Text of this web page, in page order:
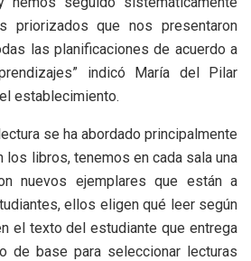
priorizados que nos presentaron
las planificaciones de acuerdo a
indicó María del Pilar
establecimiento.
se ha abordado principalmente
los libros, tenemos en cada sala una
nuevos ejemplares que están a
ellos eligen qué leer según
el texto del estudiante que entrega
de base para seleccionar lecturas